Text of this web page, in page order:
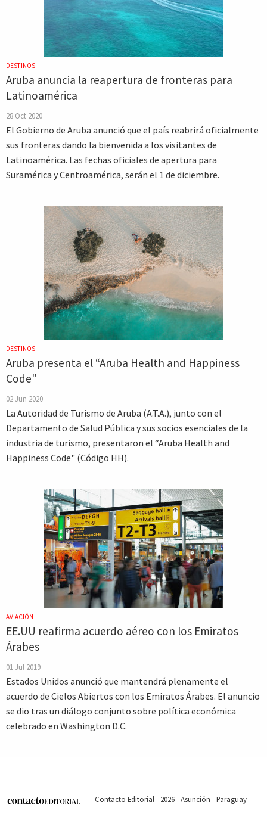
DESTINOS
Aruba anuncia la reapertura de fronteras para
Latinoamérica
28 Oct 2020
El Gobierno de Aruba anunció que el país reabrirá oficialmente
sus fronteras dando la bienvenida a los visitantes de
Latinoamérica. Las fechas oficiales de apertura para
Suramérica y Centroamérica, serán el 1 de diciembre.
DESTINOS
Aruba presenta el “Aruba Health and Happiness
Code"
02 Jun 2020
La Autoridad de Turismo de Aruba (A.T.A.), junto con el
Departamento de Salud Pública y sus socios esenciales de la
industria de turismo, presentaron el “Aruba Health and
Happiness Code" (Código HH).
AVIACIÓN
EE.UU reafirma acuerdo aéreo con los Emiratos
Árabes
01 Jul 2019
Estados Unidos anunció que mantendrá plenamente el
acuerdo de Cielos Abiertos con los Emiratos Árabes. El anuncio
se dio tras un diálogo conjunto sobre política económica
celebrado en Washington D.C.
Contacto Editorial - 2026 - Asunción - Paraguay